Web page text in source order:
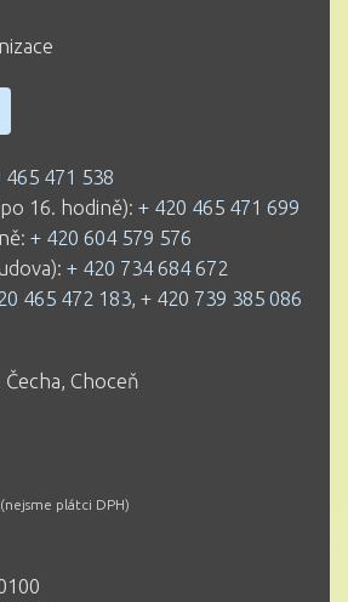
465 471 538
16. hodině): + 420 465 471 699
+ 420 604 579 576
+ 420 734 684 672
465 472 183 + 420 739 385 086
Choceň
(nejsme plátci DPH)